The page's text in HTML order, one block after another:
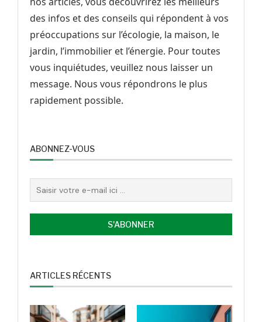
des infos et des conseils qui répondent à vos
préoccupations sur l’écologie, la maison, le
jardin, l’immobilier et l’énergie. Pour toutes
vous inquiétudes, veuillez nous laisser un
message. Nous vous répondrons le plus
rapidement possible.
ABONNEZ-VOUS
ARTICLES RÉCENTS